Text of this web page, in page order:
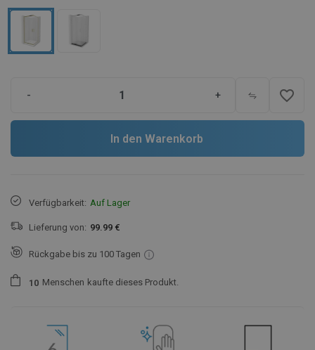
- + favorite_border
In den Warenkorb
Verfügbarkeit: Auf Lager
Lieferung von: 99.99 €
Rückgabe bis zu 100 Tagen
1 0 Menschen kaufte dieses Produkt.